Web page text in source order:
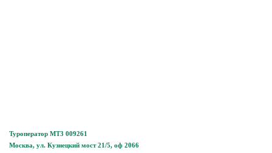
Туроператор МТ3 009261
Москва, ул. Кузнецкий мост 21/5, оф 2066